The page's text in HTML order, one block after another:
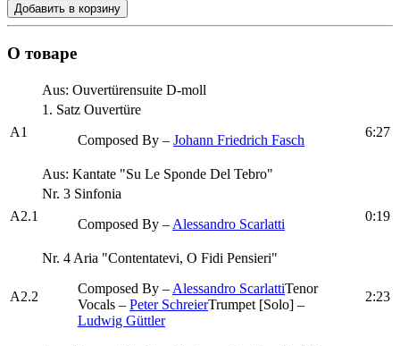
Добавить в корзину
О товаре
Aus: Ouvertürensuite D-moll
A1
1. Satz Ouvertüre
Composed By – Johann Friedrich Fasch
6:27
Aus: Kantate "Su Le Sponde Del Tebro"
A2.1
Nr. 3 Sinfonia
Composed By – Alessandro Scarlatti
0:19
A2.2
Nr. 4 Aria "Contentatevi, O Fidi Pensieri"
Composed By – Alessandro ScarlattiTenor
Vocals – Peter SchreierTrumpet [Solo] –
Ludwig Güttler
2:23